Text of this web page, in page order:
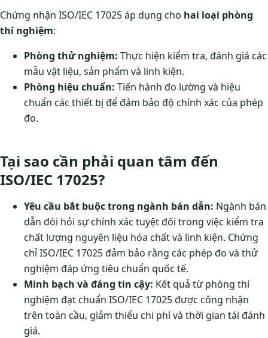
Chứng nhận ISO/IEC 17025 áp dụng cho hai loại phòng
thí nghiệm:
Phòng thử nghiệm: Thực hiện kiểm tra, đánh giá các
mẫu vật liệu, sản phẩm và linh kiện.
Phòng hiệu chuẩn: Tiến hành đo lường và hiệu
chuẩn các thiết bị để đảm bảo độ chính xác của phép
đo.
Tại sao cần phải quan tâm đến
ISO/IEC 17025?
Yêu cầu bắt buộc trong ngành bán dẫn: Ngành bán
dẫn đòi hỏi sự chính xác tuyệt đối trong việc kiểm tra
chất lượng nguyên liệu hóa chất và linh kiện. Chứng
chỉ ISO/IEC 17025 đảm bảo rằng các phép đo và thử
nghiệm đáp ứng tiêu chuẩn quốc tế.
Minh bạch và đáng tin cậy: Kết quả từ phòng thí
nghiệm đạt chuẩn ISO/IEC 17025 được công nhận
trên toàn cầu, giảm thiểu chi phí và thời gian tái đánh
giá.